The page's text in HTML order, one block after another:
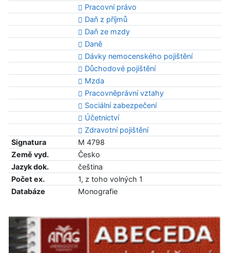
Pracovní právo
Daň z příjmů
Daň ze mzdy
Daně
Dávky nemocenského pojištění
Důchodové pojištění
Mzda
Pracovněprávní vztahy
Sociální zabezpečení
Účetnictví
Zdravotní pojištění
Signatura
M 4798
Země vyd.
Česko
Jazyk dok.
čeština
Počet ex.
1, z toho volných 1
Databáze
Monografie